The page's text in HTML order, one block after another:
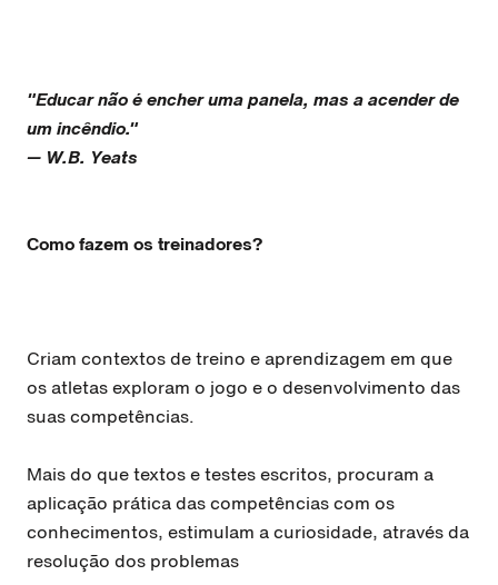
"Educar não é encher uma panela, mas a acender de
um incêndio."
— W.B. Yeats
Como fazem os treinadores?
Criam contextos de treino e aprendizagem em que
os atletas exploram o jogo e o desenvolvimento das
suas competências.
Mais do que textos e testes escritos, procuram a
aplicação prática das competências com os
conhecimentos, estimulam a curiosidade, através da
resolução dos problemas